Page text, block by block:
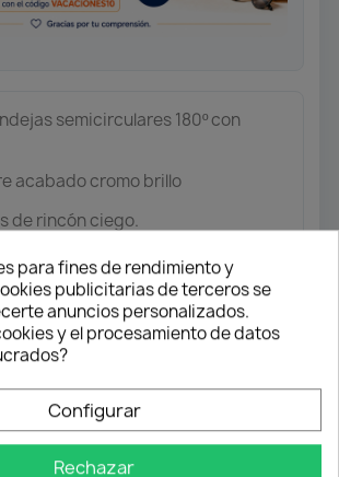
semicirculares 180º con
acabado cromo brillo
de rincón ciego.
de 40 cm (módulo de 80 cm)
de 90 cm).
para fines de rendimiento y
publicitarias de terceros se
anuncios personalizados.
y el procesamiento de datos
Configurar
Rechazar